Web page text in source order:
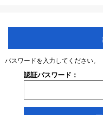
パスワードを入力してください。
認証パスワード：